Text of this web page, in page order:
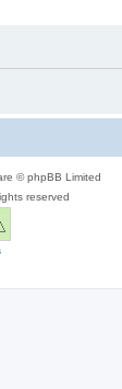
© phpBB Limited
reserved